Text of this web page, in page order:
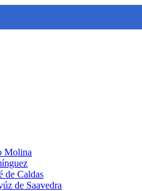
Molina
de Caldas
de Saavedra